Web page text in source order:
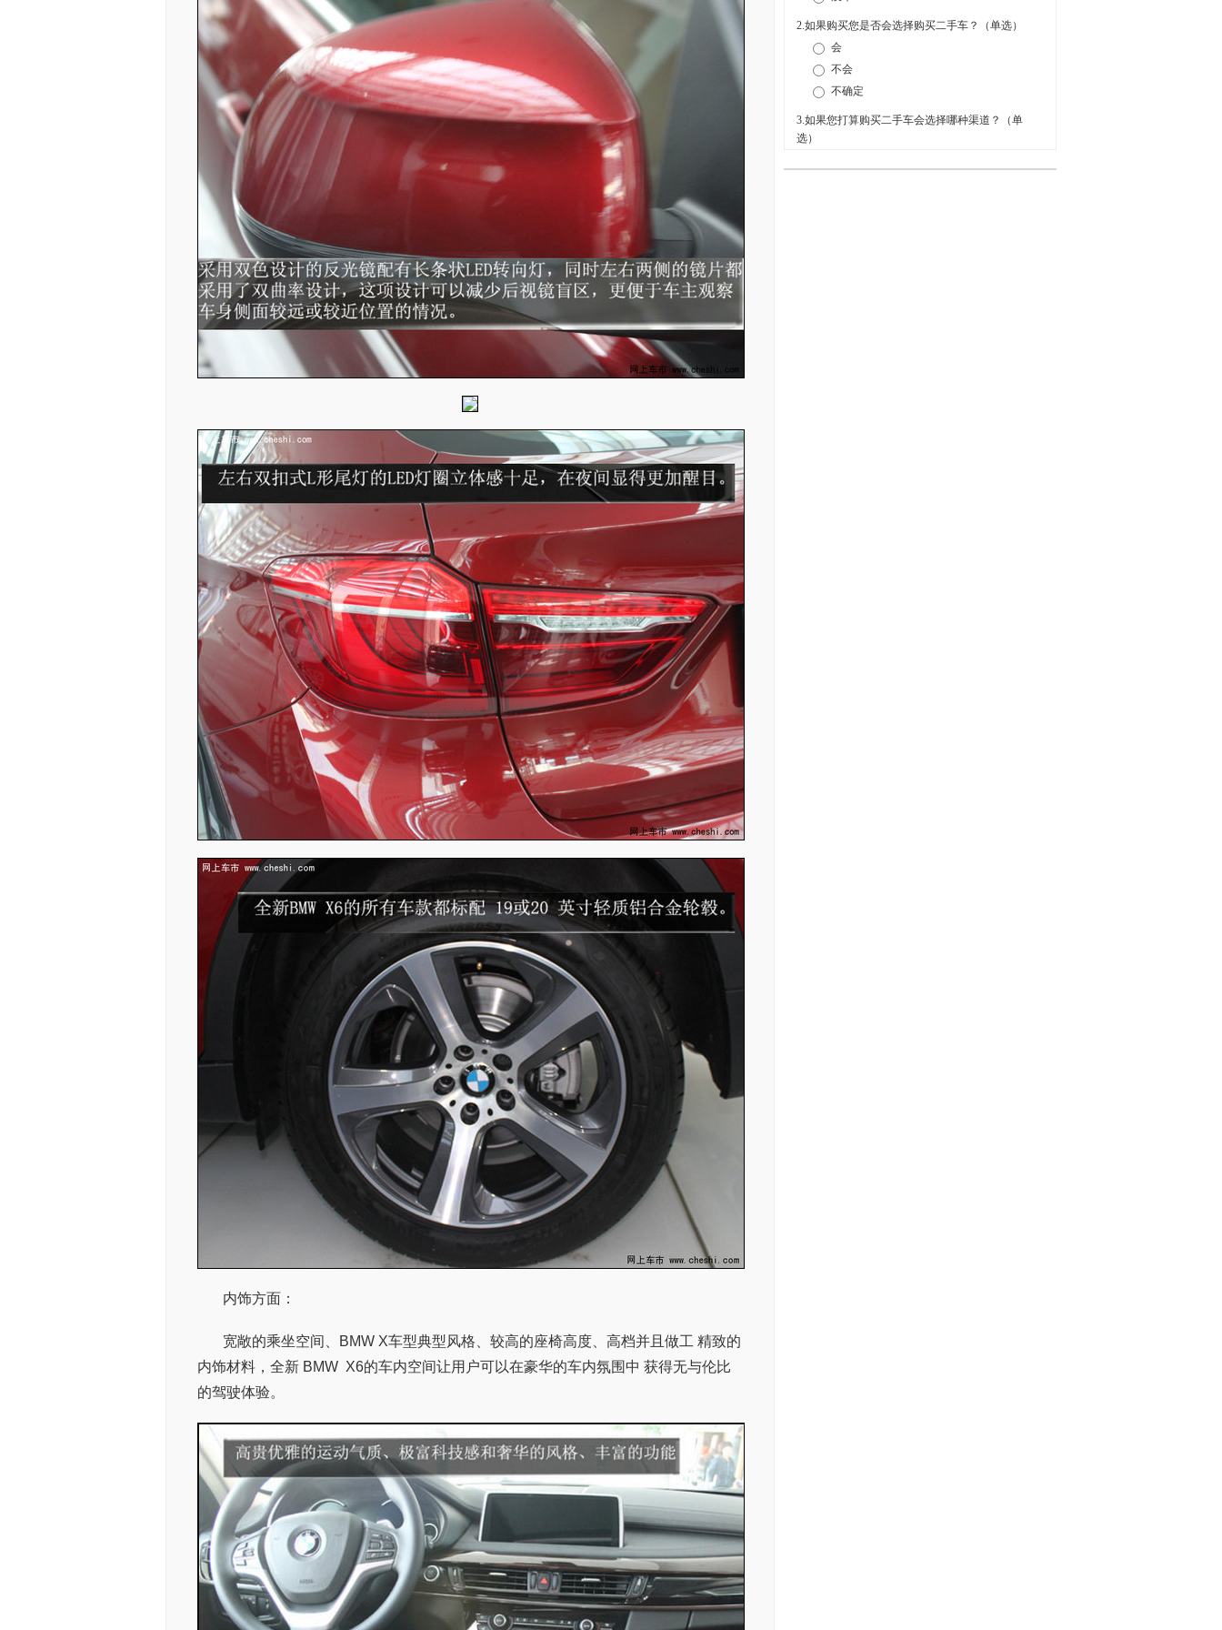
内饰方面：
宽敞的乘坐空间、BMW X车型典型风格、较高的座椅高度、高档并且做工 精致的
内饰材料，全新 BMW X6的车内空间让用户可以在豪华的车内氛围中 获得无与伦比
的驾驶体验。